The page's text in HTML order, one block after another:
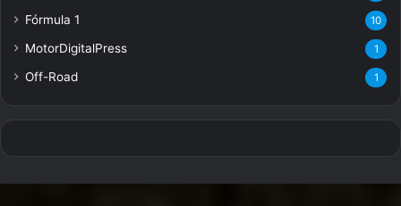
Fórmula 1 10
MotorDigitalPress 1
Off-Road 1